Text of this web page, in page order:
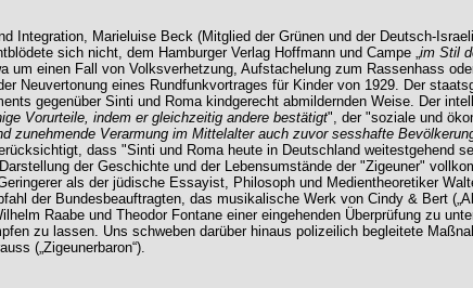
Integration, Marieluise Beck (Mitglied der Grünen und der Deutsch-
sich nicht, dem Hamburger Verlag Hoffmann und Campe „im Stil
einen Fall von Volksverhetzung, Aufstachelung zum Rassenhass
Neuvertonung eines Rundfunkvortrages für Kinder von 1929. Der
gegenüber Sinti und Roma kindgerecht abmildernden Weise. Der
Vorurteile, indem er gleichzeitig andere bestätigt", der "soziale und
zunehmende Verarmung im Mittelalter auch zuvor sesshafte
dass "Sinti und Roma heute in Deutschland weitestgehend
der Geschichte und der Lebensumstände der "Zigeuner"
als der jüdische Essayist, Philosoph und Medientheoretiker
der Bundesbeauftragten, das musikalische Werk von Cindy & Bert
Raabe und Theodor Fontane einer eingehenden Überprüfung zu
zu lassen. Uns schweben darüber hinaus polizeilich begleitete
(„Zigeunerbaron“).